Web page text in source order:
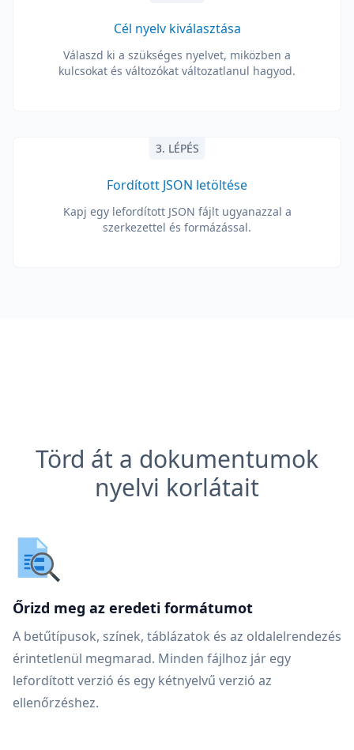
Cél nyelv kiválasztása
Válaszd ki a szükséges nyelvet, miközben a
kulcsokat és változókat változatlanul hagyod.
3. LÉPÉS
Fordított JSON letöltése
Kapj egy lefordított JSON fájlt ugyanazzal a
szerkezettel és formázással.
Törd át a dokumentumok
nyelvi korlátait
Őrizd meg az eredeti formátumot
A betűtípusok, színek, táblázatok és az oldalelrendezés
érintetlenül megmarad. Minden fájlhoz jár egy
lefordított verzió és egy kétnyelvű verzió az
ellenőrzéshez.